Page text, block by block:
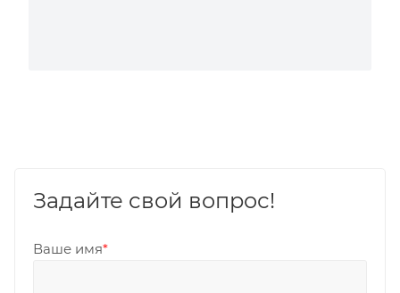
Задайте свой вопрос!
Ваше имя*